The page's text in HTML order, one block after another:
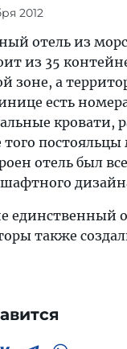
2012
отель из
из 35
зоне, а
есть
постояльцы
отель был
единственный
также